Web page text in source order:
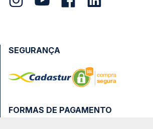
FORMAS DE PAGAMENTO
SEGURANÇA